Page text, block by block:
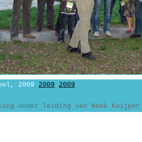
2009 2009 2009
onder leiding van Henk Kuijper